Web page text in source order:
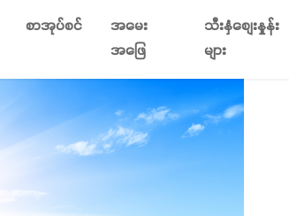
စာအုပ်စင်
အမေး
အဖြေ
သီးနှံစျေးနှုန်း
များ